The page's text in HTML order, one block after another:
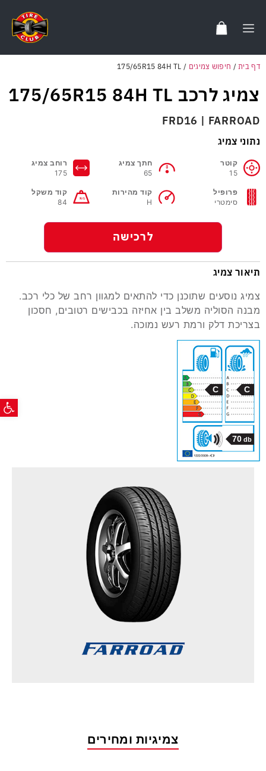
פתח
דף בית/ חיפוש צמיגים /
175/65R15 84H TL
צמיג לרכב 175/65R15 84H TL
FRD16 | FARROAD
נתוני צמיג
קוטר
15
חתך צמיג
65
רוחב צמיג
175
פרופיל
סימטרי
קוד מהירות
H
קוד משקל
84
לרכישה
תיאור צמיג
צמיג נוסעים שתוכנן כדי להתאים למגוון רחב של כלי רכב.
מבנה הסוליה משלב בין אחיזה בכבישים רטובים, חסכון
בצריכת דלק ורמת רעש נמוכה.
C C
70 db
צמיגיות ומחירים